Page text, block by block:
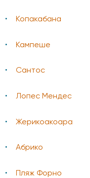
Копакабана
Кампеше
Сантос
Лопес Мендес
Жерикоакоара
Абрико
Пляж Форно